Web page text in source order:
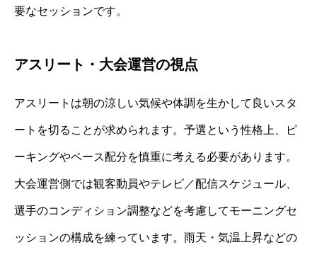
要なセッションです。
アスリート・大会運営の視点
アスリートは朝の涼しい気候や体調を生かして良いスタ
ートを切ることが求められます。予選という性格上、ピ
ーキングやペース配分を慎重に考える必要があります。
大会運営側では観客動員やテレビ／配信スケジュール、
選手のコンディション調整などを考慮してモーニングセ
ッションの構成を練っています。雨天・気温上昇などの